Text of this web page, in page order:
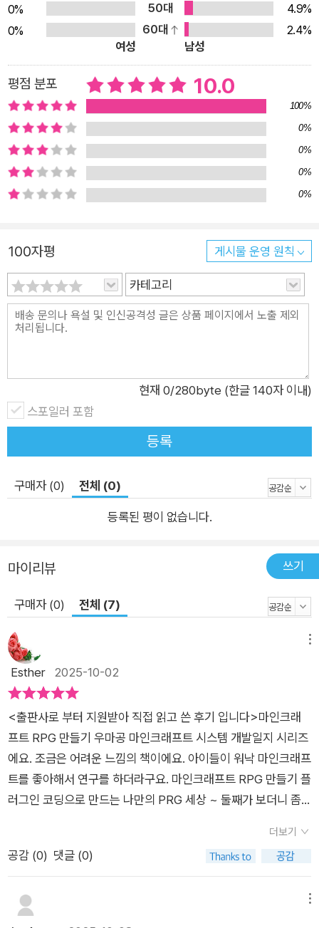
의 플러그인 제작 노하우를 한눈에 살펴보세요. 누구나 쉽게 즐길
수 있는 마인크래프트를 통해 본격적인 게임 코딩을 배우고 나만
의 RPG 게임을 만들어 볼 시간입니다! <이 책의 구성> [PART
1] 플러그인의 기초 마인크래프트에서 본격적인 프로그래밍을
할 수 있게 만드는 플러그인을 다루는 예행 연습을 하는 파트입니
다. 필요한 기본적인 개발 환경 준비를 마치고, 기본적인 기능과
간단한 자바 문법을 공부합니다. 자바 프로그래밍을 하여 직접 마
인크래프트 내 기능을 만들어 보며 게임 코딩을 위한 기초를 다져
보세요. [PART 2] 플러그인 응용 플러그인을 본격적으로 사용하
기 위한 조금 더 복잡한 문법을 배워 게임에 필요한 본격적인 기
하면 훌륭한 게임을 만들 수 있는 기능들입니다. 배운 기능을 활
용하여 실제 게임 코딩을 시작해 보세요. [PART 3] 프로젝트 구
상 실제로 RPG 게임을 만들어 보기 전, RPG 게임에 필요한 기
능과 콘텐츠를 미리 생각해 보고, 순서도를 그려보는 파트입니다.
복잡한 코딩이 필요한 만큼, 코딩 전 설계도를 준비하는 작업입니
위해 어떤 콘텐츠를 추가해야 하는지, 그런 콘텐츠는 어떻게 여러
부분으로 나누어서 구현하는지 등을 생각하면서 따라와 주세요.
[PART 4] 피날레 : RPG 게임 만들기 정리한 내용을 바탕으로
실제 콘텐츠를 구현하여 마인크래프트를 본격적인 RPG 게임으
구현하며, 전부 RPG에 필수적인 기능이면서도 향후 나만의 RP
G를 만드는데 사용할 수 있는 콘텐츠들입니다. <도움이 필요할
→ 부록 CD 다운로드’에서 실습 파일을 다운받아 사용하세요. •
카페 <우리들의 마인크래프트 공간>의 ‘질문’ 게시판에 질의 사
항을 공유하며 다른 사람들과 함께 공부해 보세요!
0%
50대
4.9%
0%
60대
2.4%
여성
남성
평점 분포 10.0
100%
0%
0%
0%
0%
100자평 게시물 운영 원칙
카테고리
현재 0/280byte (한글 140자 이내)
스포일러 포함
등록
구매자 (0) 전체 (0)
등록된 평이 없습니다.
마이리뷰 쓰기
구매자 (0) 전체 (7)
Esther 2025-10-02
<출판사로 부터 지원받아 직접 읽고 쓴 후기 입니다>마인크래
프트 RPG 만들기 우마공 마인크래프트 시스템 개발일지 시리즈
에요. 조금은 어려운 느낌의 책이에요. 아이들이 워낙 마인크래프
트를 좋아해서 연구를 하더라구요. 마인크래프트 RPG 만들기 플
러그인 코딩으로 만드는 나만의 PRG 세상 ~ 둘째가 보더니 좀
고 싶다 하네요. 플러그인의 기초 부터 응용, 프로젝트 구상, 피날
레 게임 만들기 까지 조금 난이도는 있겠지만 코딩부터 배워 가며
본인만의 게임 만들기 까지 완성 할 수 있네요. 프로그래밍을 하
기 위한 프로그램설치및 언어들을 배우게 되는데요. 모든 개발에
더보기
공감 (0) 댓글 (0)